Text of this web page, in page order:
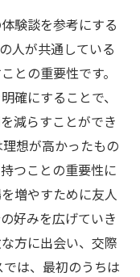
験談を参考にする
人が共通している
との重要性です。
確にすることで、
減らすことができ
想が高かったもの
つことの重要性に
増やすために友人
好みを広げていき
方に出会い、交際
は、最初のうちは